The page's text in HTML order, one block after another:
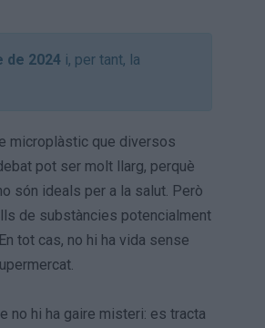
de 2024 i, per tant, la
microplàstic que diversos
pot ser molt llarg, perquè
són ideals per a la salut. Però
de substàncies potencialment
tot cas, no hi ha vida sense
no hi ha gaire misteri: es tracta